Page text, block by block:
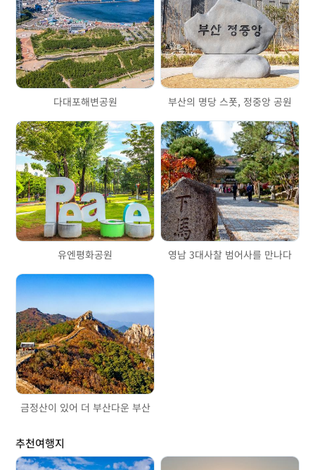
다대포해변공원 부산의 명당 스폿, 정중앙 공원
유엔평화공원 영남 3대사찰 범어사를 만나다
금정산이 있어 더 부산다운 부산
추천여행지